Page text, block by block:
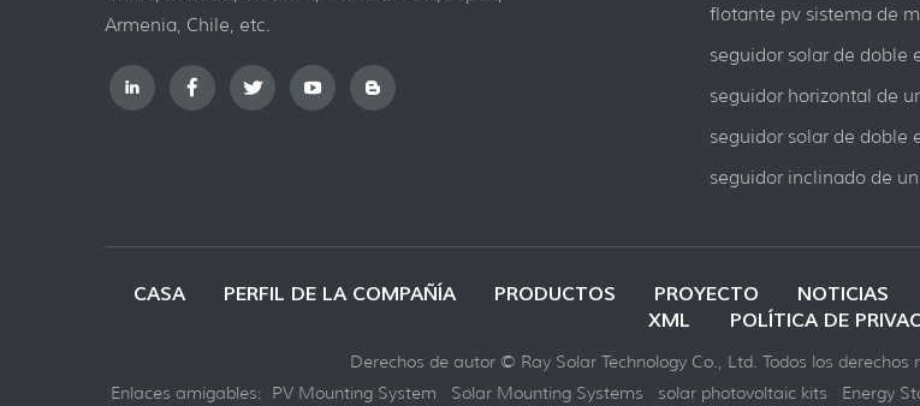
Armenia, Chile, etc.
flotante pv sistema de
seguidor solar de doble
seguidor horizontal de
seguidor solar de doble
seguidor inclinado de
CASA PERFIL DE LA COMPAÑÍA PRODUCTOS PROYECTO NOTICIAS
XML
POLÍTICA DE
Derechos de autor © Ray Solar Technology Co., Ltd. Todos los derechos
Enlaces amigables: PV Mounting System Solar Mounting Systems solar photovoltaic kits Energy